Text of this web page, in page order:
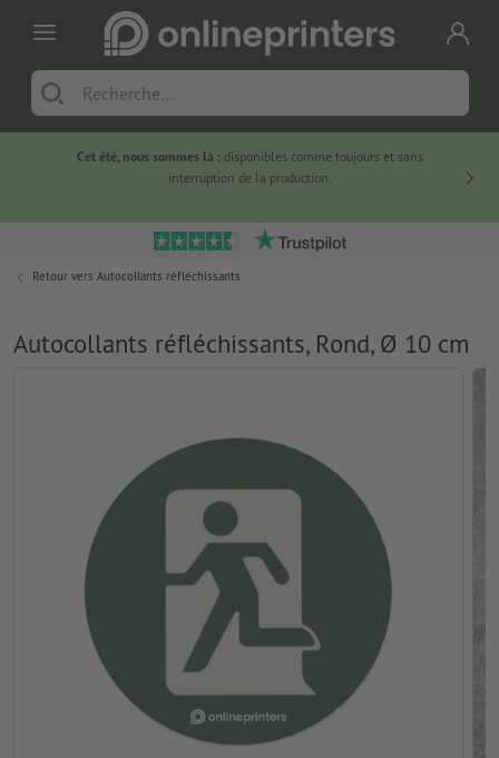
Cet été, nous sommes là :disponibles comme toujours et sans
interruption de la production.
Retour vers Autocollants réfléchissants
Autocollants réfléchissants, Rond, Ø 10 cm